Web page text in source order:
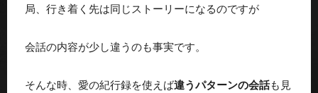
局、行き着く先は同じストーリーになるのですが
会話の内容が少し違うのも事実です。
そんな時、愛の紀行録を使えば違うパターンの会話も見